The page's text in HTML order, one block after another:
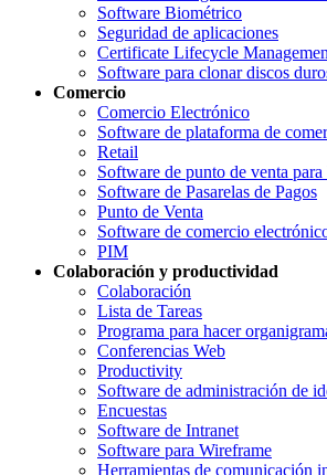
Software Biométrico
Seguridad de aplicaciones
Certificate Lifecycle
Software para clonar discos
Comercio
Comercio Electrónico
Software de plataforma de
Retail
Software de punto de venta para
Software de Pasarelas de Pagos
Punto de Venta
Software de comercio
PIM
Colaboración y productividad
Colaboración
Lista de Tareas
Programa para hacer
Conferencias Web
Productivity
Software de administración de
Encuestas
Software de Intranet
Software para Wireframe
Herramientas de comunicación